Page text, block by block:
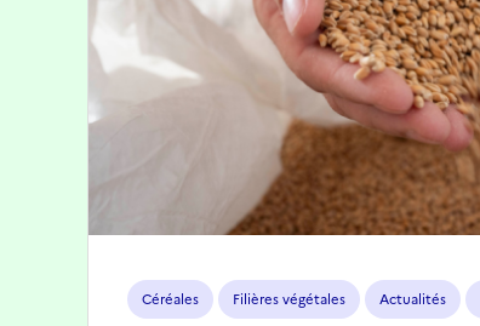
Céréales Filières végétales Actualités